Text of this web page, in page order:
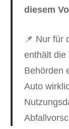
diesem
📌 Nur für
enthält die
Behörden
Auto